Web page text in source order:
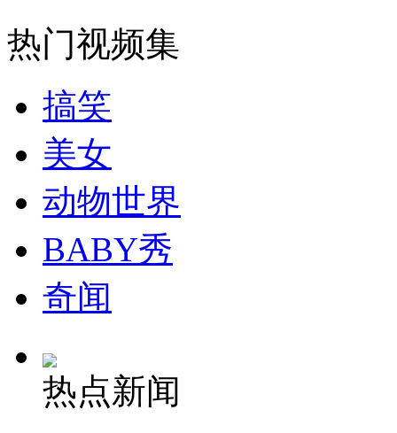
走！跟着总书记去植树
消防员救轻生者
纽约上演“枕头大战”
热门视频集
搞笑
美女
动物世界
BABY秀
奇闻
热点新闻